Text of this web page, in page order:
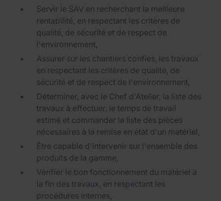
Servir le SAV en recherchant la meilleure
rentabilité, en respectant les critères de
qualité, de sécurité et de respect de
l'environnement,
Assurer sur les chantiers confiés, les travaux
en respectant les critères de qualité, de
sécurité et de respect de l'environnement,
Déterminer, avec le Chef d'Atelier, la liste des
travaux à effectuer, le temps de travail
estimé et commander la liste des pièces
nécessaires à la remise en état d'un matériel,
Être capable d'intervenir sur l'ensemble des
produits de la gamme,
Vérifier le bon fonctionnement du matériel à
la fin des travaux, en respectant les
procédures internes,